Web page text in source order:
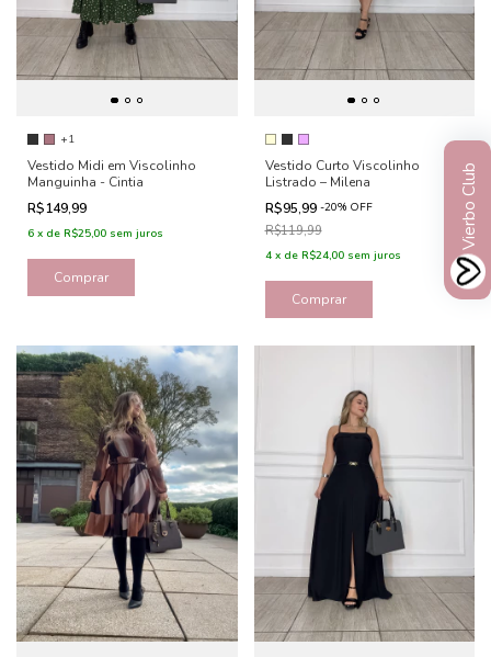
+1
Vestido Midi em Viscolinho
Manguinha - Cintia
R$149,99
6 x de R$25,00 sem juros
Comprar
Vestido Curto Viscolinho
Listrado – Milena
R$95,99 -20% OFF
R$119,99
4 x de R$24,00 sem juros
Comprar
Vierbo Club